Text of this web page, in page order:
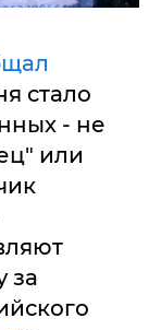
стало
- не
или
за